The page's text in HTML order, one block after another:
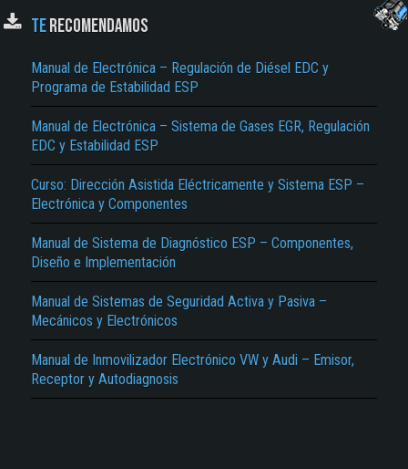
TERECOMENDAMOS
Manual de Electrónica – Regulación de Diésel EDC y
Programa de Estabilidad ESP
Manual de Electrónica – Sistema de Gases EGR, Regulación
EDC y Estabilidad ESP
Curso: Dirección Asistida Eléctricamente y Sistema ESP –
Electrónica y Componentes
Manual de Sistema de Diagnóstico ESP – Componentes,
Diseño e Implementación
Manual de Sistemas de Seguridad Activa y Pasiva –
Mecánicos y Electrónicos
Manual de Inmovilizador Electrónico VW y Audi – Emisor,
Receptor y Autodiagnosis
El Título es incorrecto según el contenido.
No carga o no se visualiza el contenido.
Reportar otro tipo de error...